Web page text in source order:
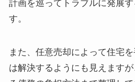
計画を巡ってトラブルに発展
す。
また、任意売却によって住宅
は解決するようにも見えます